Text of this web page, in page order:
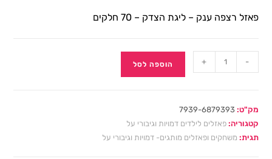
פאזל רצפה ענק – ליגת הצדק – 70 חלקים
-
+ הוספה לסל
מק"ט:7939-6879393
קטגוריה:פאזלים לילדים דמויות וגיבורי על
תגית: משחקים ופאזלים מותגים- דמויות וגיבורי על